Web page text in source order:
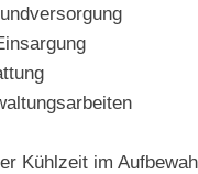
Kühlzeit im